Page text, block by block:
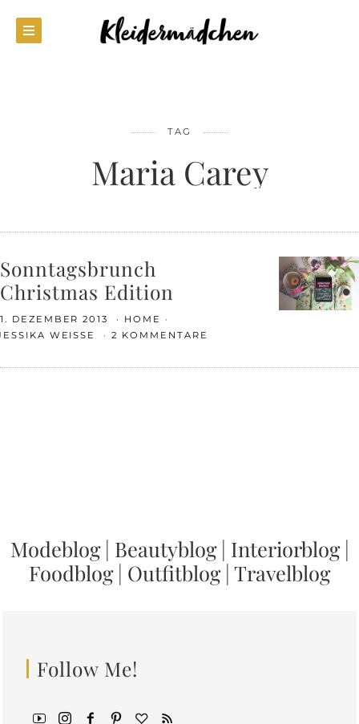
TAG
Maria Carey
Sonntagsbrunch
Christmas Edition
1. DEZEMBER 2013
HOME
WEISSE
2 KOMMENTARE
Modeblog| Beautyblog| Interiorblog|
Foodblog| Outfitblog| Travelblog
Follow Me!